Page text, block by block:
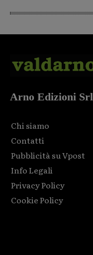
Arno Edizioni Srl
Chi siamo
Contatti
Pubblicità su Vpost
Info Legali
Privacy Policy
Cookie Policy